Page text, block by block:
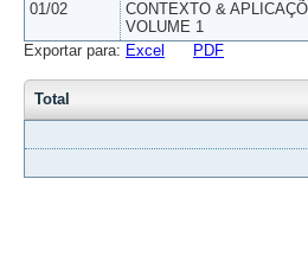
01/02
CONTEXTO &
VOLUME 1
Exportar para: Excel PDF
Total